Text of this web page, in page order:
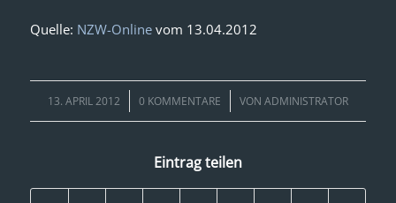
Quelle: NZW-Onlinevom 13.04.2012
13. APRIL 2012
/ 0 KOMMENTARE
/ VON ADMINISTRATOR
Eintrag teilen